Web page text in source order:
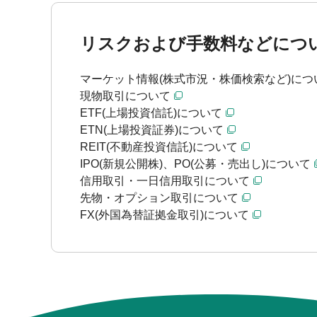
リスクおよび手数料などにつ
マーケット情報(株式市況・株価検索など)につ
現物取引について
ETF(上場投資信託)について
ETN(上場投資証券)について
REIT(不動産投資信託)について
IPO(新規公開株)、PO(公募・売出し)について
信用取引・一日信用取引について
先物・オプション取引について
FX(外国為替証拠金取引)について